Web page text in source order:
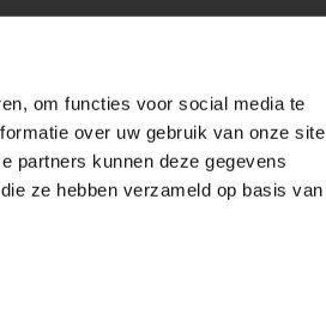
om functies voor social media te
over uw gebruik van onze site
partners kunnen deze gegevens
ze hebben verzameld op basis van
Instagram